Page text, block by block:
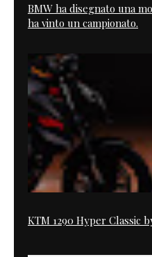
BMW ha disegnato una
ha vinto un campionato.
KTM 1290 Hyper Classic